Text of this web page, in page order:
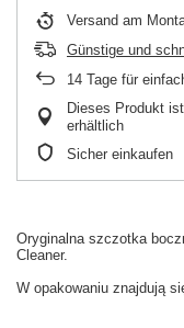
Versand am
Günstige und
14 Tage für
Dieses Produkt
erhältlich
Sicher einkaufen
Oryginalna szczotka
Cleaner.
W opakowaniu znajdują